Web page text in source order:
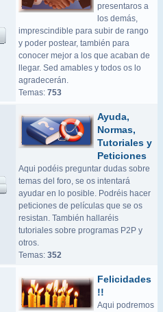
presentaros a
los demás,
imprescindible para subir de rango
y poder postear, también para
conocer mejor a los que acaban de
llegar. Sed amables y todos os lo
agradecerán.
Temas: 753
Ayuda,
Normas,
Tutoriales y
Peticiones
Aqui podéis preguntar dudas sobre
temas del foro, se os intentará
ayudar en lo posible. Podréis hacer
peticiones de películas que se os
resistan. También hallaréis
tutoriales sobre programas P2P y
otros.
Temas: 352
Felicidades
!!
Aqui podremos